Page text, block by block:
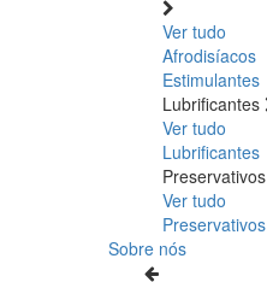
Ver tudo
Afrodisíacos
Estimulantes
Lubrificantes
Ver tudo
Lubrificantes
Preservativos
Ver tudo
Preservativos
Sobre nós